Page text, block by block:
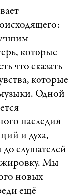
которые
что сказать
которые
Одной
наследия
и духа,
слушателей
Мы
новых
ещё